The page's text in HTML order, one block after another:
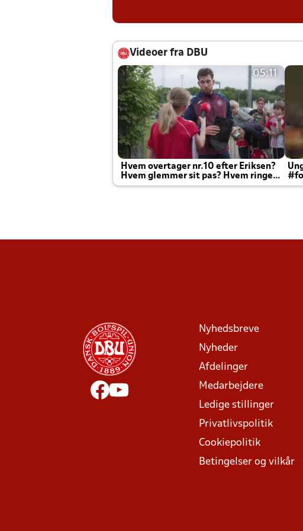
Videoer fra DBU
05:11
Hvem overtager nr.10 efter Eriksen?
Hvem glemmer sit pas? Hvem ringer
Joachim altid til efter kampe?
Nyhedsbreve
Nyheder
Afdelinger
Medarbejdere
Ledige stillinger
Privatlivspolitik
Cookiepolitik
Betingelser og vilkår